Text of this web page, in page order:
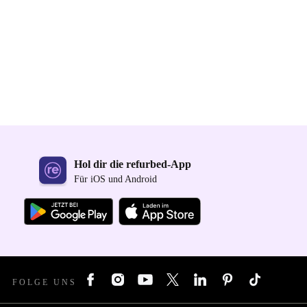
Hol dir die refurbed-App
Für iOS und Android
FOLGE UNS